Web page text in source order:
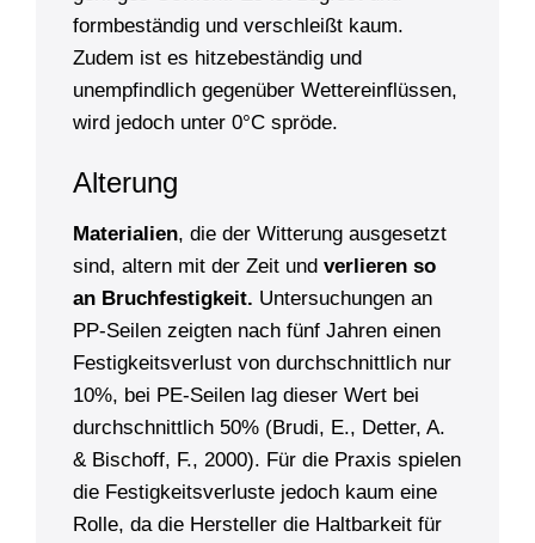
formbeständig und verschleißt kaum.
Zudem ist es hitzebeständig und
unempfindlich gegenüber Wettereinflüssen,
wird jedoch unter 0°C spröde.
Alterung
Materialien, die der Witterung ausgesetzt
sind, altern mit der Zeit undverlieren so
an Bruchfestigkeit. Untersuchungen an
PP-Seilen zeigten nach fünf Jahren einen
Festigkeitsverlust von durchschnittlich nur
10%, bei PE-Seilen lag dieser Wert bei
durchschnittlich 50% (Brudi, E., Detter, A.
& Bischoff, F., 2000). Für die Praxis spielen
die Festigkeitsverluste jedoch kaum eine
Rolle, da die Hersteller die Haltbarkeit für